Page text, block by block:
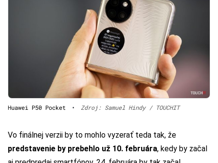
Huawei P50 Pocket • Zdroj: Samuel Hindy / TOUCHIT
Vo finálnej verzii by to mohlo vyzerať teda tak, že
predstavenie by prebehlo už 10. februára, kedy by začal